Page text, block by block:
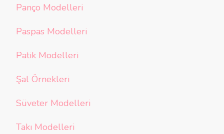
Panço Modelleri
Paspas Modelleri
Patik Modelleri
Şal Örnekleri
Süveter Modelleri
Takı Modelleri